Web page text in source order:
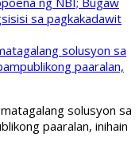
sa pagkakadawit
solusyon sa
paaralan,
solusyon sa
paaralan, inihain